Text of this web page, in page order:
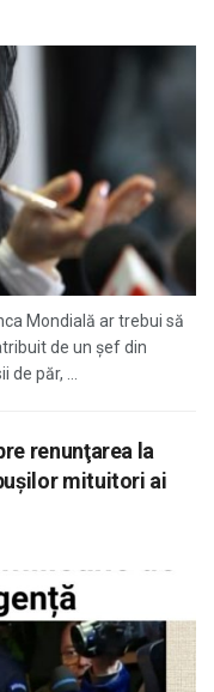
Mondială ar trebui să
de un șef din
păr, ...
renunţarea la
mituitori ai